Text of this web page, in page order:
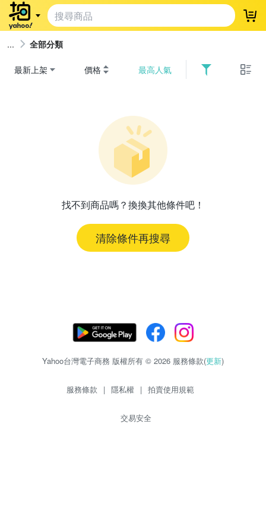
登
全部分類
最新上架 價格 最高人氣
找不到商品嗎？換換其他條件吧！
清除條件再搜尋
Yahoo台灣電子商務 版權所有 © 2026 服務條款(更新)
服務條款 | 隱私權 | 拍賣使用規範
交易安全